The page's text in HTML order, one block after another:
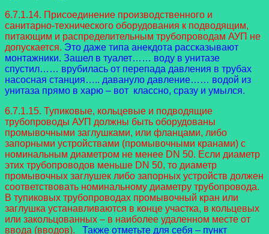
6.7.1.14. Присоединение производственного и
санитарно-технического оборудования к подводящим,
питающим и распределительным трубопроводам АУП не
допускается. Это даже типа анекдота рассказывают
монтажники. Зашел в туалет…… воду в унитазе
спустил…… врубилась от перепада давления в трубах
насосная станция….. давануло давление…… водой из
унитаза прямо в харю – вот классно, сразу и умылся.
6.7.1.15. Тупиковые, кольцевые и подводящие
трубопроводы АУП должны быть оборудованы
промывочными заглушками, или фланцами, либо
запорными устройствами (промывочными кранами) с
номинальным диаметром не менее DN 50. Если диаметр
этих трубопроводов меньше DN 50, то диаметр
промывочных заглушек либо запорных устройств должен
соответствовать номинальному диаметру трубопровода.
В тупиковых трубопроводах промывочный кран или
заглушка устанавливаются в конце участка, в кольцевых
или закольцованных – в наиболее удаленном месте от
ввода (вводов).
Также отметьте для себя – пункт